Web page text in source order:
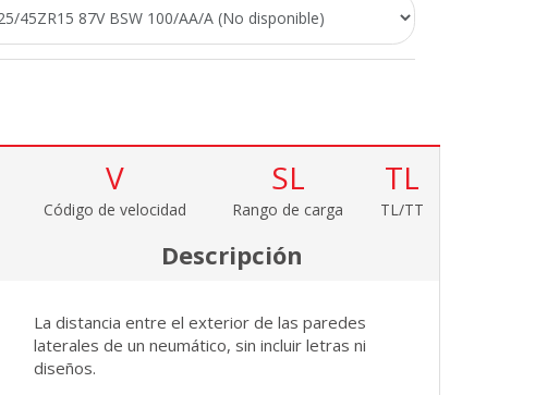
V
Código de velocidad
SL
Rango de carga
TL
TL/TT
Descripción
La distancia entre el exterior de las paredes
laterales de un neumático, sin incluir letras ni
diseños.